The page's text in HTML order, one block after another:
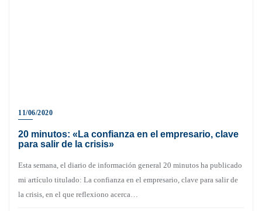
11/06/2020
20 minutos: «La confianza en el empresario, clave
para salir de la crisis»
Esta semana, el diario de información general 20 minutos ha publicado
mi artículo titulado: La confianza en el empresario, clave para salir de
la crisis, en el que reflexiono acerca…